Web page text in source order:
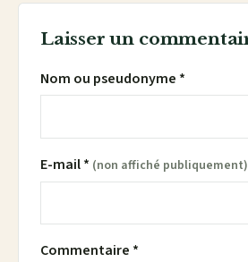
Laisser un
Nom ou pseudonyme *
E-mail * (non affiché publiquement)
Commentaire *